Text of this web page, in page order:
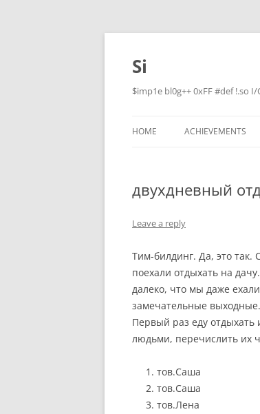
Skip
content
Si
$imp1e bl0g++ 0xFF #def !.so I/
HOME ACHIEVEMENTS
двухдневный
Leave a reply
Тим-билдинг. Да, это так.
поехали отдыхать на
далеко, что мы даже
замечательные выходные.
Первый раз еду
людьми, перечислить их
тов.Саша
тов.Саша
тов.Лена